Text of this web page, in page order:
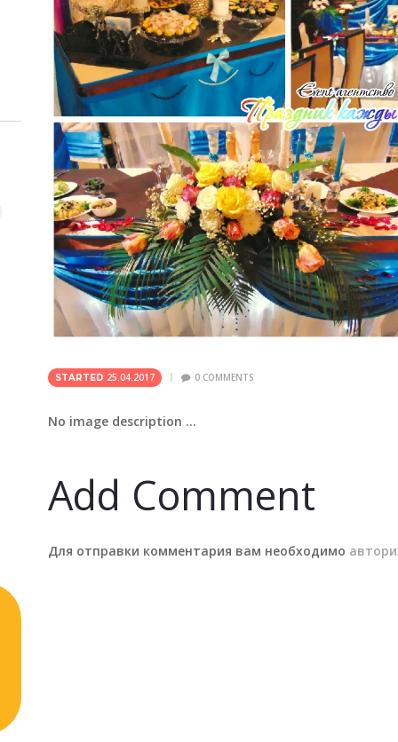
STARTED 25.04.2017 0COMMENTS
No image description ...
Add Comment
Для отправки комментария вам необходимо